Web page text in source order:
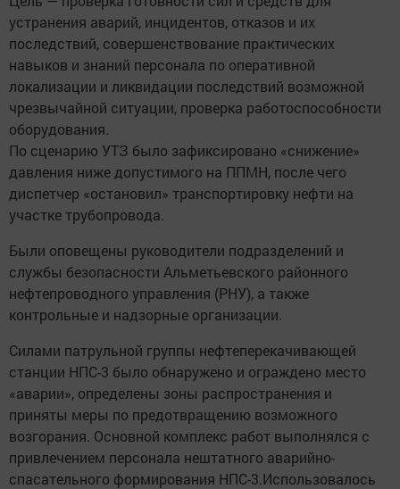
устранения аварий, инцидентов, отказов и их
последствий, совершенствование практических
навыков и знаний персонала по оперативной
локализации и ликвидации последствий возможной
чрезвычайной ситуации, проверка работоспособности
оборудования.
По сценарию УТЗ было зафиксировано «снижение»
давления ниже допустимого на ППМН, после чего
диспетчер «остановил» транспортировку нефти на
участке трубопровода.
Были оповещены руководители подразделений и
службы безопасности Альметьевского районного
нефтепроводного управления (РНУ), а также
контрольные и надзорные организации.
Силами патрульной группы нефтеперекачивающей
станции НПС-3 было обнаружено и ограждено место
«аварии», определены зоны распространения и
приняты меры по предотвращению возможного
возгорания. Основной комплекс работ выполнялся с
привлечением персонала нештатного аварийно-
спасательного формирования НПС-3.Использовалось